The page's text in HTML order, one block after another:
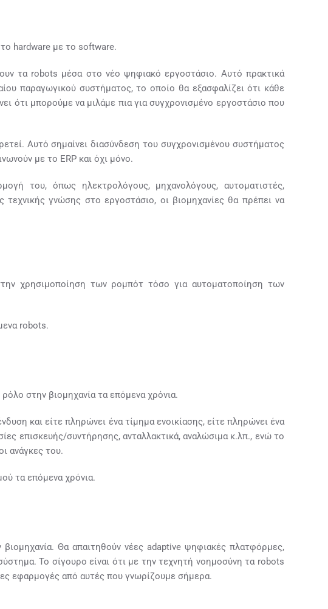
hardware με το software.
τα robots μέσα στο νέο ψηφιακό εργοστάσιο. Αυτό πρακτικά
παραγωγικού συστήματος, το οποίο θα εξασφαλίζει ότι κάθε
ότι μπορούμε να μιλάμε πια για συγχρονισμένο εργοστάσιο που
Αυτό σημαίνει διασύνδεση του συγχρονισμένου συστήματος
με το ERP και όχι μόνο.
του, όπως ηλεκτρολόγους, μηχανολόγους, αυτοματιστές,
τεχνικής γνώσης στο εργοστάσιο, οι βιομηχανίες θα πρέπει να
χρησιμοποίηση των ρομπότ τόσο για αυτοματοποίηση των
robots.
στην βιομηχανία τα επόμενα χρόνια.
και είτε πληρώνει ένα τίμημα ενοικίασης, είτε πληρώνει ένα
επισκευής/συντήρησης, ανταλλακτικά, αναλώσιμα κ.λπ., ενώ το
ανάγκες του.
τα επόμενα χρόνια.
Θα απαιτηθούν νέες adaptive ψηφιακές πλατφόρμες,
Το σίγουρο είναι ότι με την τεχνητή νοημοσύνη τα robots
εφαρμογές από αυτές που γνωρίζουμε σήμερα.